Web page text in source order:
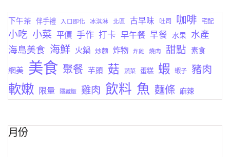
下午茶 伴手禮 入口即化 冰淇淋 北區 古早味 吐司 咖啡 宅配
小吃 小菜 平價 手作 打卡 早午餐 早餐 水果
水產
海島美食 海鮮 火鍋 炒麵 炸物 炸雞 燒肉 甜點 素食
網美 美食 聚餐 芋頭 菇 蔬菜 蛋糕 蝦 蝦子 豬肉
軟嫩 限量 隱藏版 雞肉 飲料 魚 麵條 麻辣
月份